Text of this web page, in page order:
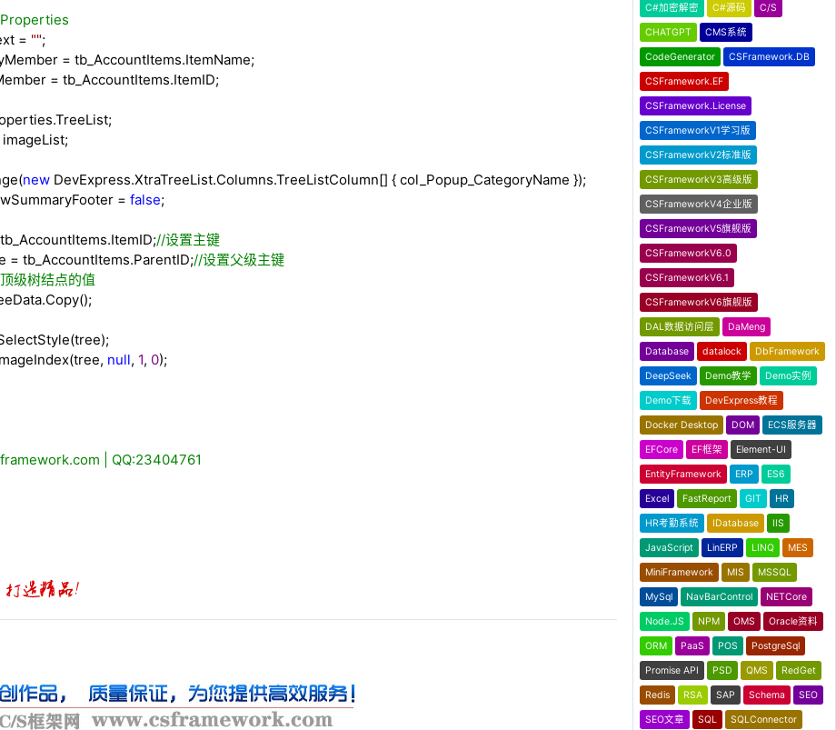
= "";
= tb_AccountItems.ItemName;
= tb_AccountItems.ItemID;
imageList;
new DevExpress.XtraTreeList.Columns.TreeListColumn[] { col_Popup_CategoryName });
= false;
tb_AccountItems.ItemID;//设置主键
= tb_AccountItems.ParentID;//设置父级主键
顶级树结点的值
null, 1, 0);
| QQ:23404761
C#加密解密 C#源码 C/S
CHATGPT CMS系统
CodeGenerator CSFramework.DB
CSFramework.EF
CSFramework.License
CSFrameworkV1学习版
CSFrameworkV2标准版
CSFrameworkV3高级版
CSFrameworkV4企业版
CSFrameworkV5旗舰版
CSFrameworkV6.0
CSFrameworkV6.1
CSFrameworkV6旗舰版
DAL数据访问层 DaMeng
Database datalock DbFramework
DeepSeek Demo教学 Demo实例
Demo下载 DevExpress教程
Docker Desktop DOM ECS服务器
EFCore EF框架 Element-UI
EntityFramework ERP ES6
Excel FastReport GIT HR
HR考勤系统 IDatabase IIS
JavaScript LinERP LINQ MES
MiniFramework MIS MSSQL
MySql NavBarControl NETCore
Node.JS NPM OMS Oracle资料
ORM PaaS POS PostgreSql
Promise API PSD QMS RedGet
Redis RSA SAP Schema SEO
SEO文章 SQL SQLConnector